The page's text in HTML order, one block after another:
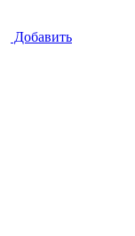
Добавить